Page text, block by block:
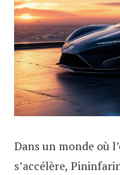
Dans un monde où
s’accélère,